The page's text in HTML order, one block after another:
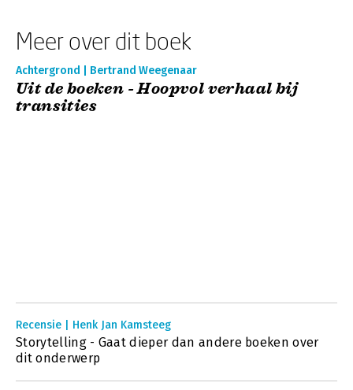
Meer over dit boek
Achtergrond | Bertrand Weegenaar
Uit de boeken - Hoopvol verhaal bij
transities
Recensie | Henk Jan Kamsteeg
Storytelling - Gaat dieper dan andere boeken over
dit onderwerp